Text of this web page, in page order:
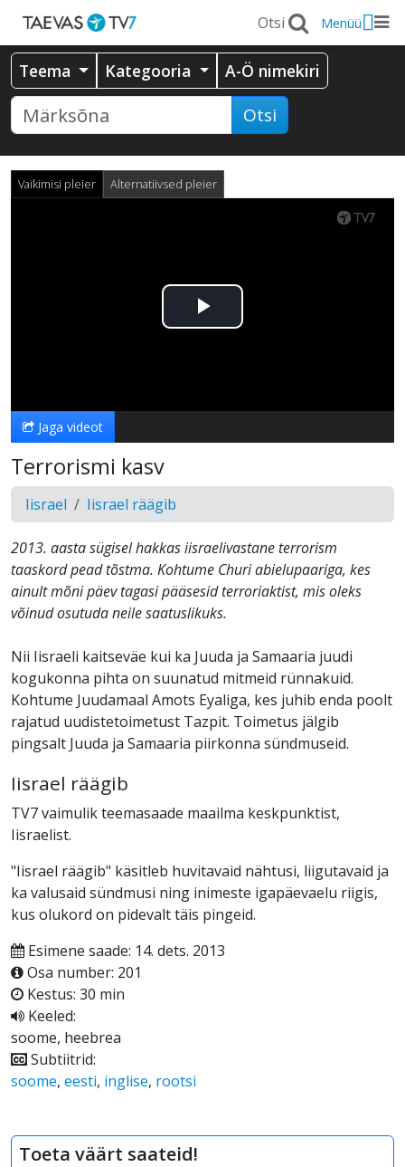
Menüü
Teema Kategooria A-Ö nimekiri
Otsi
Vaikimisi pleier Alternatiivsed pleier
Esita
Jaga videot
Terrorismi kasv
Iisrael Iisrael räägib
2013. aasta sügisel hakkas iisraelivastane terrorism
taaskord pead tõstma. Kohtume Churi abielupaariga, kes
ainult mõni päev tagasi pääsesid terroriaktist, mis oleks
võinud osutuda neile saatuslikuks.
Nii Iisraeli kaitseväe kui ka Juuda ja Samaaria juudi
kogukonna pihta on suunatud mitmeid rünnakuid.
Kohtume Juudamaal Amots Eyaliga, kes juhib enda poolt
rajatud uudistetoimetust Tazpit. Toimetus jälgib
pingsalt Juuda ja Samaaria piirkonna sündmuseid.
Iisrael räägib
TV7 vaimulik teemasaade maailma keskpunktist,
Iisraelist.
"Iisrael räägib" käsitleb huvitavaid nähtusi, liigutavaid ja
ka valusaid sündmusi ning inimeste igapäevaelu riigis,
kus olukord on pidevalt täis pingeid.
Esimene saade: 14. dets. 2013
Osa number: 201
Kestus: 30 min
Keeled:
soome, heebrea
Subtiitrid:
soome, eesti, inglise, rootsi
Toeta väärt saateid!